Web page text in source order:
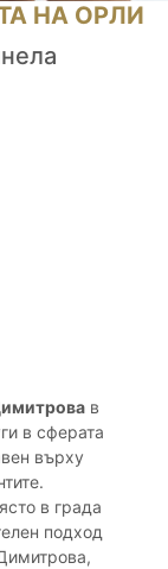
НА ОРЛИ
в
в сферата
върху
в града
подход